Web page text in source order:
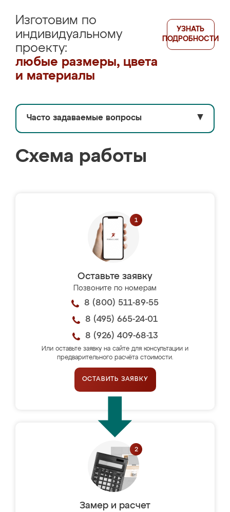
Изготовим по
индивидуальному
проекту:
любые размеры, цвета
и материалы
УЗНАТЬ
ПОДРОБНОСТИ
Часто задаваемые вопросы ▼
Схема работы
Оставьте заявку
Позвоните по номерам
8 (800) 511-89-55
8 (495) 665-24-01
8 (926) 409-68-13
Или оставьте заявку на сайте для консультации и
предварительного расчёта стоимости.
ОСТАВИТЬ ЗАЯВКУ
Замер и расчет